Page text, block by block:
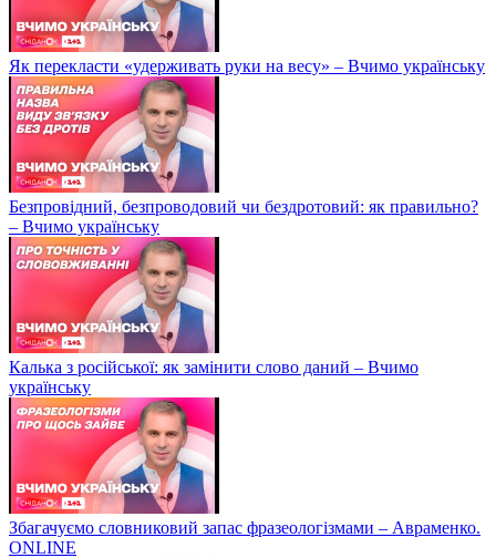
Як перекласти «удерживать руки на весу» – Вчимо українську
Безпровідний, безпроводовий чи бездротовий: як правильно?
– Вчимо українську
Калька з російської: як замінити слово даний – Вчимо
українську
Збагачуємо словниковий запас фразеологізмами – Авраменко.
ONLINE